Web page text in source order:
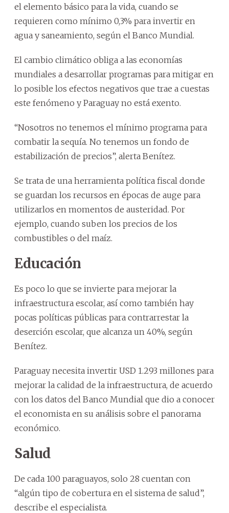
el elemento básico para la vida, cuando se
requieren como mínimo 0,3% para invertir en
agua y saneamiento, según el Banco Mundial.
El cambio climático obliga a las economías
mundiales a desarrollar programas para mitigar en
lo posible los efectos negativos que trae a cuestas
este fenómeno y Paraguay no está exento.
“Nosotros no tenemos el mínimo programa para
combatir la sequía. No tenemos un fondo de
estabilización de precios”, alerta Benítez.
Se trata de una herramienta política fiscal donde
se guardan los recursos en épocas de auge para
utilizarlos en momentos de austeridad. Por
ejemplo, cuando suben los precios de los
combustibles o del maíz.
Educación
Es poco lo que se invierte para mejorar la
infraestructura escolar, así como también hay
pocas políticas públicas para contrarrestar la
deserción escolar, que alcanza un 40%, según
Benítez.
Paraguay necesita invertir USD 1.293 millones para
mejorar la calidad de la infraestructura, de acuerdo
con los datos del Banco Mundial que dio a conocer
el economista en su análisis sobre el panorama
económico.
Salud
De cada 100 paraguayos, solo 28 cuentan con
“algún tipo de cobertura en el sistema de salud”,
describe el especialista.